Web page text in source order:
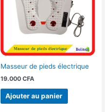
Masseur de pieds électrique
19.000 CFA
Ajouter au panier